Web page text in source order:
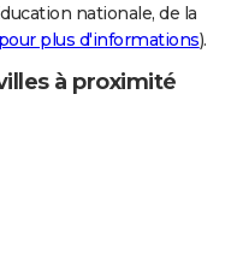
nationale, de la
plus d'informations).
à proximité